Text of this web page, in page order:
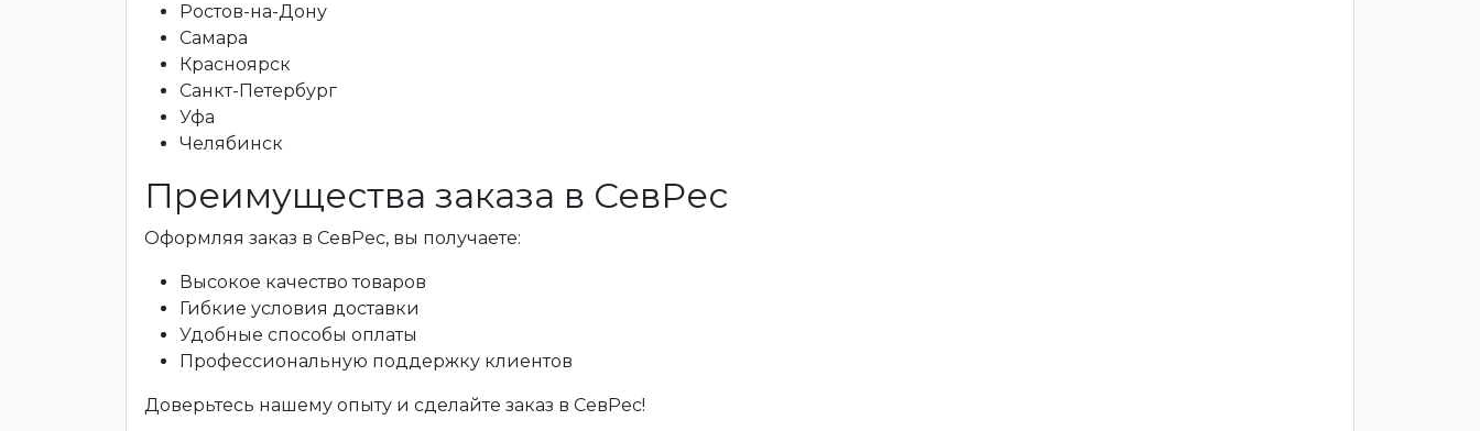
Ростов-на-Дону
Самара
Красноярск
Санкт-Петербург
Уфа
Челябинск
Преимущества заказа в СевРес
Оформляя заказ в СевРес, вы получаете:
Высокое качество товаров
Гибкие условия доставки
Удобные способы оплаты
Профессиональную поддержку клиентов
Доверьтесь нашему опыту и сделайте заказ в СевРес!